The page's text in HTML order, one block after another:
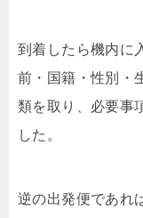
到着したら機内に
前・国籍・性別・
類を取り、必要事
した。
逆の出発便であれ